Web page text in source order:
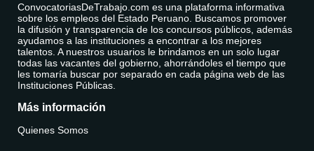
ConvocatoriasDeTrabajo.com es una plataforma informativa
sobre los empleos del Estado Peruano. Buscamos promover
la difusión y transparencia de los concursos públicos, además
ayudamos a las instituciones a encontrar a los mejores
talentos. A nuestros usuarios le brindamos en un solo lugar
todas las vacantes del gobierno, ahorrándoles el tiempo que
les tomaría buscar por separado en cada página web de las
Instituciones Públicas.
Más información
Quienes Somos